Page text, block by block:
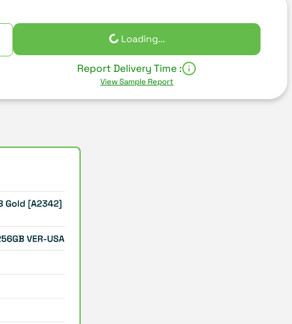
Loading...
View Sample Report
Report Delivery Time :